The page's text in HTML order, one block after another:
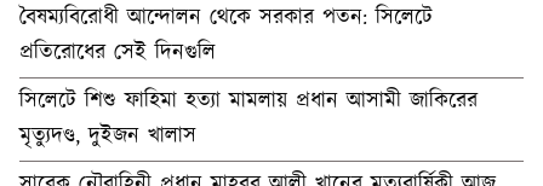
বৈষম্যবিরোধী আন্দোলন থেকে সরকার পতন: সিলেটে
প্রতিরোধের সেই দিনগুলি
সিলেটে শিশু ফাহিমা হত্যা মামলায় প্রধান আসামী জাকিরের
মৃত্যুদণ্ড, দুইজন খালাস